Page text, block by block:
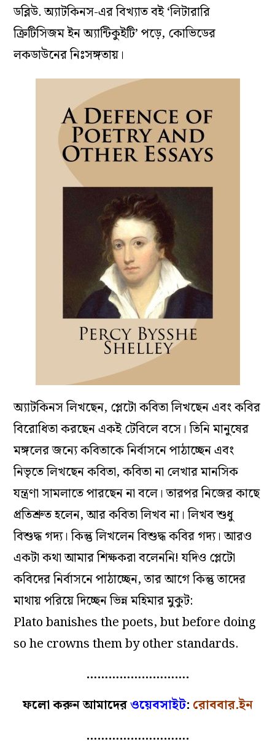
ডব্লিউ. অ্যাটকিনস-এর বিখ্যাত বই ‘লিটারারি
ক্রিটিসিজম ইন অ্যান্টিকুইটি’ পড়ে, কোভিডের
লকডাউনের নিঃসঙ্গতায়।
অ্যাটকিনস লিখছেন, প্লেটো কবিতা লিখছেন এবং কবির
বিরোধিতা করছেন একই টেবিলে বসে। তিনি মানুষের
মঙ্গলের জন্যে কবিতাকে নির্বাসনে পাঠাচ্ছেন এবং
নিভৃতে লিখছেন কবিতা, কবিতা না লেখার মানসিক
যন্ত্রণা সামলাতে পারছেন না বলে। তারপর নিজের কাছে
প্রতিশ্রুত হলেন, আর কবিতা লিখব না। লিখব শুধু
বিশুদ্ধ গদ্য। কিন্তু লিখলেন বিশুদ্ধ কবির গদ্য। আরও
একটা কথা আমার শিক্ষকরা বলেননি! যদিও প্লেটো
কবিদের নির্বাসনে পাঠাচ্ছেন, তার আগে কিন্তু তাদের
মাথায় পরিয়ে দিচ্ছেন ভিন্ন মহিমার মুকুট:
Plato banishes the poets, but before doing
so he crowns them by other standards.
……………………….
ফলো করুন আমাদেরওয়েবসাইট: রোববার.ইন
……………………….